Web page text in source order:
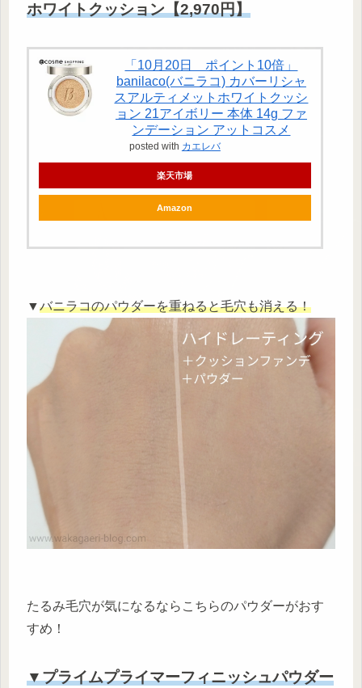
ホワイトクッション【2,970円】
「10月20日 ポイント10倍」
banilaco(バニラコ) カバーリシャ
スアルティメットホワイトクッシ
ョン 21アイボリー 本体 14g ファ
ンデーション アットコスメ
posted with カエレバ
楽天市場
Amazon
▼バニラコのパウダーを重ねると毛穴も消える！
たるみ毛穴が気になるならこちらのパウダーがおす
すめ！
▼プライムプライマーフィニッシュパウダー